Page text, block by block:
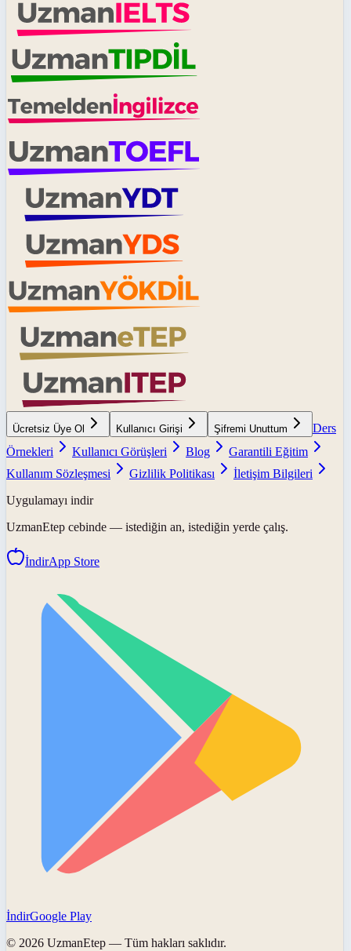
Ücretsiz Üye Ol Kullanıcı Girişi Şifremi Unuttum
Ders
Örnekleri
Kullanıcı Görüşleri Blog
Garantili Eğitim
Kullanım Sözleşmesi
Gizlilik Politikası
İletişim Bilgileri
Uygulamayı indir
UzmanEtep cebinde — istediğin an, istediğin yerde çalış.
İndirApp Store
İndirGoogle Play
© 2026 UzmanEtep — Tüm hakları saklıdır.